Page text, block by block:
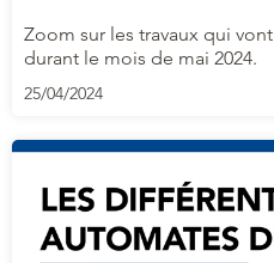
Zoom sur les travaux qui
durant le mois de mai 2024.
25/04/2024